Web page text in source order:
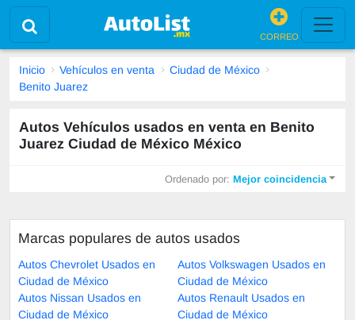
CORREO
Inicio Vehículos en venta
Ciudad de México
Benito Juarez
Autos Vehículos usados en venta en Benito
Juarez Ciudad de México México
Ordenado por:Mejor coincidencia
Marcas populares de autos usados
Autos Chevrolet Usados en
Ciudad de México
Autos Volkswagen Usados en
Ciudad de México
Autos Nissan Usados en
Ciudad de México
Autos Renault Usados en
Ciudad de México